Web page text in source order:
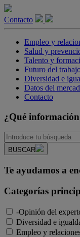
Contacto
Empleo y
Salud y
Talento y
Futuro del
Diversidad e
Datos del
Contacto
¿Qué información
BUSCAR
Te ayudamos a
Categorías
-Opinión del
Diversidad e
Empleo y